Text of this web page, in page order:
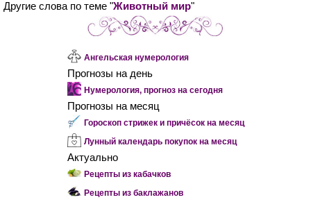
Другие слова по теме "Животный мир"
Ангельская нумерология
Прогнозы на день
Нумерология, прогноз на сегодня
Прогнозы на месяц
Гороскоп стрижек и причёсок на месяц
Лунный календарь покупок на месяц
Актуально
Рецепты из кабачков
Рецепты из баклажанов